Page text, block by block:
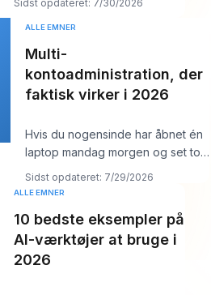
én gang og derefter
Sidst opdateret: 7/30/2026
ALLE EMNER
Multi-
kontoadministration, der
faktisk virker i 2026
Hvis du nogensinde har åbnet én
laptop mandag morgen og set tolv
logins, seks kundekalendere, tre
br
Sidst opdateret: 7/29/2026
ALLE EMNER
10 bedste eksempler på
AI-værktøjer at bruge i
2026